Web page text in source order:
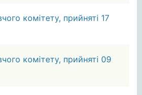
комітету, прийняті 17
комітету, прийняті 09